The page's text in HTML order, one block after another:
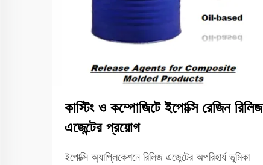
কাস্টিং ও কম্পোজিটে ইপোক্সি রেজিন রিলিজ
এজেন্টের প্রয়োগ
ইপোক্সি অ্যাপ্লিকেশনে রিলিজ এজেন্টের অপরিহার্য ভূমিকা